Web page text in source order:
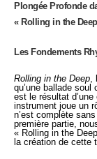
Plongée Profonde
« Rolling in the
Les Fondements
Rolling in the Deep,
qu’une ballade
est le résultat
instrument joue un
n’est complète
première partie,
« Rolling in the
la création de cette